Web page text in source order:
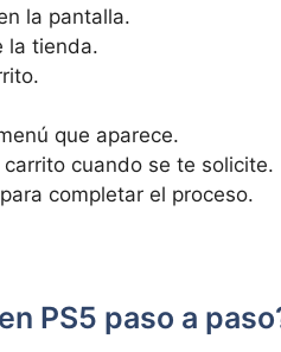
la pantalla.
la tienda.
que aparece.
cuando se ‍te solicite.
completar el proceso.
PS5 paso a